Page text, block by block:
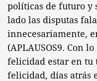
políticas de futuro y
lado las disputas
innecesariamente,
(APLAUSOS9. Con
felicidad estar en tu
felicidad, días atrás